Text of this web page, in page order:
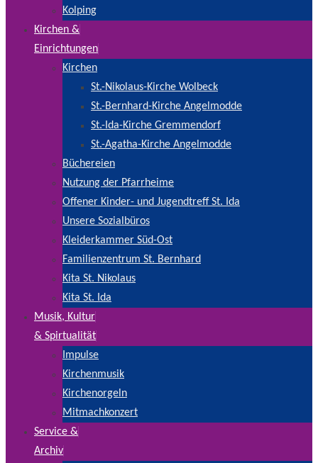
Kolping
Kirchen &
Einrichtungen
Kirchen
St.-Nikolaus-Kirche Wolbeck
St.-Bernhard-Kirche Angelmodde
St.-Ida-Kirche Gremmendorf
St.-Agatha-Kirche Angelmodde
Büchereien
Nutzung der Pfarrheime
Offener Kinder- und Jugendtreff St. Ida
Unsere Sozialbüros
Kleiderkammer Süd-Ost
Familienzentrum St. Bernhard
Kita St. Nikolaus
Kita St. Ida
Musik, Kultur
& Spirtualität
Impulse
Kirchenmusik
Kirchenorgeln
Mitmachkonzert
Service &
Archiv